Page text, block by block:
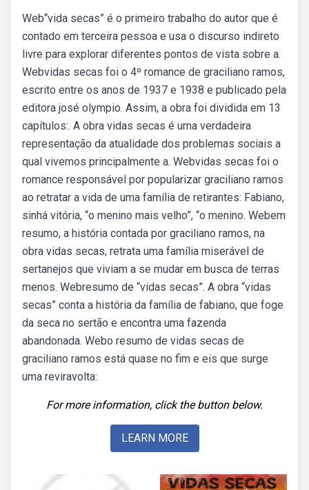
Web“vida secas” é o primeiro trabalho do autor que é
contado em terceira pessoa e usa o discurso indireto
livre para explorar diferentes pontos de vista sobre a.
Webvidas secas foi o 4º romance de graciliano ramos,
escrito entre os anos de 1937 e 1938 e publicado pela
editora josé olympio. Assim, a obra foi dividida em 13
capítulos:. A obra vidas secas é uma verdadeira
representação da atualidade dos problemas sociais a
qual vivemos principalmente a. Webvidas secas foi o
romance responsável por popularizar graciliano ramos
ao retratar a vida de uma família de retirantes: Fabiano,
sinhá vitória, “o menino mais velho”, “o menino. Webem
resumo, a história contada por graciliano ramos, na
obra vidas secas, retrata uma família miserável de
sertanejos que viviam a se mudar em busca de terras
menos. Webresumo de “vidas secas”. A obra “vidas
secas” conta a história da família de fabiano, que foge
da seca no sertão e encontra uma fazenda
abandonada. Webo resumo de vidas secas de
graciliano ramos está quase no fim e eis que surge
uma reviravolta:
For more information, click the button below.
LEARN MORE